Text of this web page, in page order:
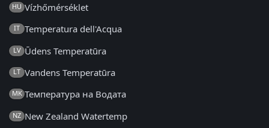
HU Vízhőmérséklet
IT Temperatura dell'Acqua
LV Ūdens Temperatūra
LT Vandens Temperatūra
MK Температура на Водата
NZ New Zealand Watertemp